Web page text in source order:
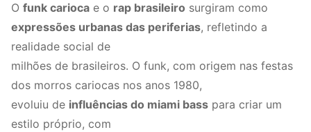
O funk carioca e o rap brasileiro surgiram como
expressões urbanas das periferias, refletindo a
realidade social de
milhões de brasileiros. O funk, com origem nas festas
dos morros cariocas nos anos 1980,
evoluiu de influências do miami bass para criar um
estilo próprio, com